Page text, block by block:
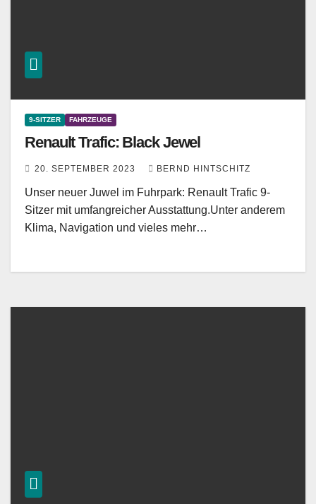
9-SITZER FAHRZEUGE
Renault Trafic: Black Jewel
20. SEPTEMBER 2023 BERND HINTSCHITZ
Unser neuer Juwel im Fuhrpark: Renault Trafic 9-
Sitzer mit umfangreicher Ausstattung.Unter anderem
Klima, Navigation und vieles mehr…